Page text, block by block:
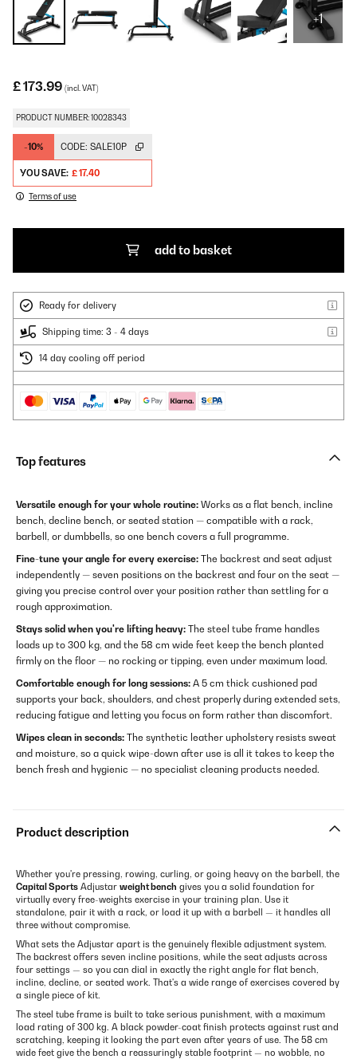
+1
£ 173.99 (incl. VAT)
PRODUCT NUMBER: 10028343
-10% CODE: SALE10P
YOU SAVE: £ 17.40
Terms of use
add to basket
Ready for delivery
Shipping time: 3 - 4 days
14 day cooling off period
Top features
Versatile enough for your whole routine: Works as a flat bench, incline
bench, decline bench, or seated station — compatible with a rack,
barbell, or dumbbells, so one bench covers a full programme.
Fine-tune your angle for every exercise: The backrest and seat adjust
independently — seven positions on the backrest and four on the seat —
giving you precise control over your position rather than settling for a
rough approximation.
Stays solid when you're lifting heavy: The steel tube frame handles
loads up to 300 kg, and the 58 cm wide feet keep the bench planted
firmly on the floor — no rocking or tipping, even under maximum load.
Comfortable enough for long sessions: A 5 cm thick cushioned pad
supports your back, shoulders, and chest properly during extended sets,
reducing fatigue and letting you focus on form rather than discomfort.
Wipes clean in seconds: The synthetic leather upholstery resists sweat
and moisture, so a quick wipe-down after use is all it takes to keep the
bench fresh and hygienic — no specialist cleaning products needed.
Product description
Whether you're pressing, rowing, curling, or going heavy on the barbell, the
Capital Sports Adjustar weight bench gives you a solid foundation for
virtually every free-weights exercise in your training plan. Use it
standalone, pair it with a rack, or load it up with a barbell — it handles all
three without compromise.
What sets the Adjustar apart is the genuinely flexible adjustment system.
The backrest offers seven incline positions, while the seat adjusts across
four settings — so you can dial in exactly the right angle for flat bench,
incline, decline, or seated work. That's a wide range of exercises covered by
a single piece of kit.
The steel tube frame is built to take serious punishment, with a maximum
load rating of 300 kg. A black powder-coat finish protects against rust and
scratching, keeping it looking the part even after years of use. The 58 cm
wide feet give the bench a reassuringly stable footprint — no wobble, no